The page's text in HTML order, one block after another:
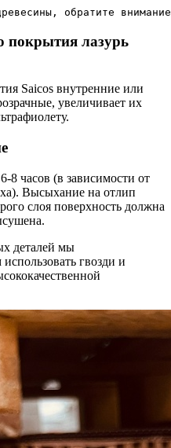
обратите
покрытия лазурь
Saicos внутренние или
увеличивает их
8 часов (в зависимости от
Высыхание на отлип
слоя поверхность должна
деталей мы
гвозди и